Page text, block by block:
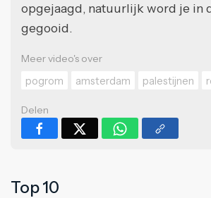
opgejaagd, natuurlijk word je in
gegooid.
Meer video's over
pogrom
amsterdam palestijnen
Delen
Top 10